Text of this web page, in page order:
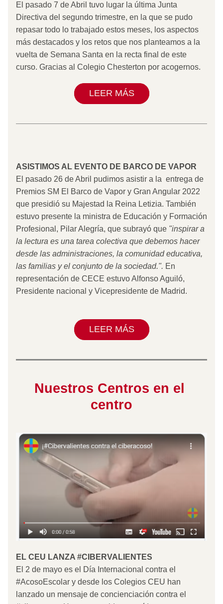
El pasado 7 de Abril tuvo lugar la última Junta
Directiva del segundo trimestre, en la que se pudo
repasar todo lo trabajado estos meses, los aspectos
más destacados y los retos que nos planteamos a la
vuelta de Semana Santa en la recta final de este
curso. Gracias al Colegio Chesterton por acogernos.
LEER MÁS
ASISTIMOS AL EVENTO DE BARCO DE VAPOR
El pasado 26 de Abril pudimos asistir a la entrega de
Premios SM El Barco de Vapor y Gran Angular 2022
que presidió su Majestad la Reina Letizia. También
estuvo presente la ministra de Educación y Formación
Profesional, Pilar Alegría, que subrayó que "inspirar a
la lectura es una tarea colectiva que debemos hacer
desde las administraciones, la comunidad educativa,
las familias y el conjunto de la sociedad.". En
representación de CECE estuvo Alfonso Aguiló,
Presidente nacional y Vicepresidente de Madrid.
LEER MÁS
Nuestros Centros en el
centro
EL CEU LANZA #CIBERVALIENTES
El 2 de mayo es el Día Internacional contra el
#AcosoEscolar y desde los Colegios CEU han
lanzado un mensaje de concienciación contra el